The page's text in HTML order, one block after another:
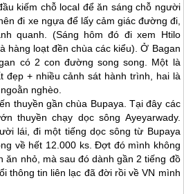
kiếm chỗ local để ăn sáng chỗ người
đi xe ngựa để lấy cảm giác đường đi,
quanh. (Sáng hôm đó đi xem Htilo
hàng loạt đền chùa các kiểu). Ở Bagan
có 2 con đường song song. Một là
đẹp + nhiều cảnh sát hành trình, hai là
nghèo.
thuyền gần chùa Bupaya. Tại đây các
thuyền chạy dọc sông Ayeyarwady.
lái, đi một tiếng dọc sông từ Bupaya
về hết 12.000 ks. Đợt đó mình không
ăn nhỏ, mà sau đó dành gần 2 tiếng đồ
thông tin liên lạc đã đời rồi về VN mình